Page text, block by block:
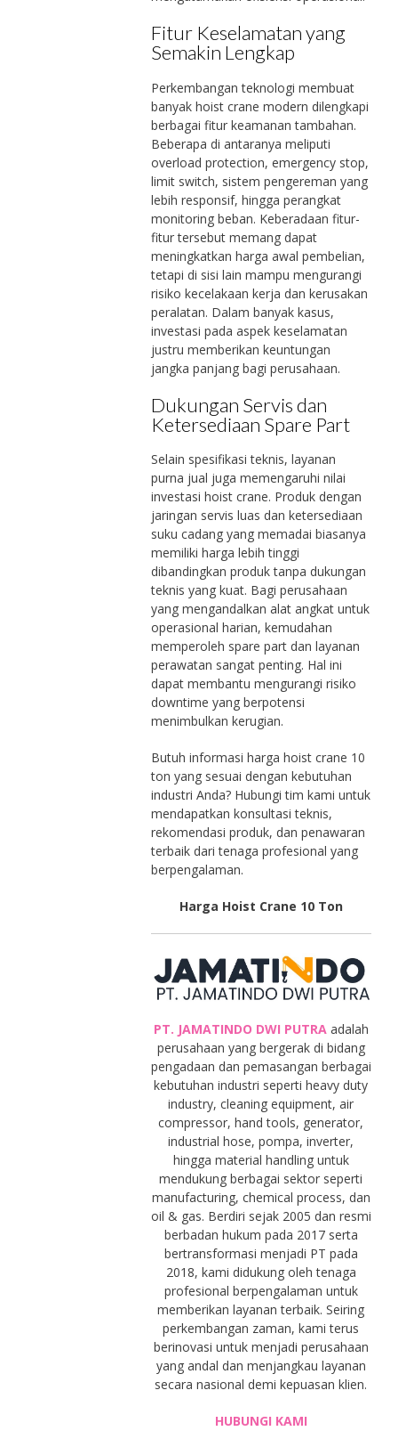
Fitur Keselamatan yang
Semakin Lengkap
Perkembangan teknologi membuat
banyak hoist crane modern dilengkapi
berbagai fitur keamanan tambahan.
Beberapa di antaranya meliputi
overload protection, emergency stop,
limit switch, sistem pengereman yang
lebih responsif, hingga perangkat
monitoring beban. Keberadaan fitur-
fitur tersebut memang dapat
meningkatkan harga awal pembelian,
tetapi di sisi lain mampu mengurangi
risiko kecelakaan kerja dan kerusakan
peralatan. Dalam banyak kasus,
investasi pada aspek keselamatan
justru memberikan keuntungan
jangka panjang bagi perusahaan.
Dukungan Servis dan
Ketersediaan Spare Part
Selain spesifikasi teknis, layanan
purna jual juga memengaruhi nilai
investasi hoist crane. Produk dengan
jaringan servis luas dan ketersediaan
suku cadang yang memadai biasanya
memiliki harga lebih tinggi
dibandingkan produk tanpa dukungan
teknis yang kuat. Bagi perusahaan
yang mengandalkan alat angkat untuk
operasional harian, kemudahan
memperoleh spare part dan layanan
perawatan sangat penting. Hal ini
dapat membantu mengurangi risiko
downtime yang berpotensi
menimbulkan kerugian.
Butuh informasi harga hoist crane 10
ton yang sesuai dengan kebutuhan
industri Anda? Hubungi tim kami untuk
mendapatkan konsultasi teknis,
rekomendasi produk, dan penawaran
terbaik dari tenaga profesional yang
berpengalaman.
Harga Hoist Crane 10 Ton
PT. JAMATINDO DWI PUTRAadalah
perusahaan yang bergerak di bidang
pengadaan dan pemasangan berbagai
kebutuhan industri seperti heavy duty
industry, cleaning equipment, air
compressor, hand tools, generator,
industrial hose, pompa, inverter,
hingga material handling untuk
mendukung berbagai sektor seperti
manufacturing, chemical process, dan
oil & gas. Berdiri sejak 2005 dan resmi
berbadan hukum pada 2017 serta
bertransformasi menjadi PT pada
2018, kami didukung oleh tenaga
profesional berpengalaman untuk
memberikan layanan terbaik. Seiring
perkembangan zaman, kami terus
berinovasi untuk menjadi perusahaan
yang andal dan menjangkau layanan
secara nasional demi kepuasan klien.
HUBUNGI KAMI